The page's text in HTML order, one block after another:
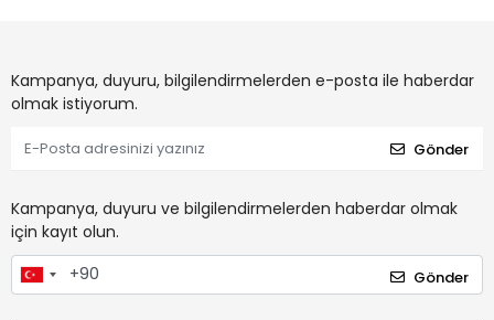
Kampanya, duyuru, bilgilendirmelerden e-posta ile haberdar
olmak istiyorum.
Gönder
Kampanya, duyuru ve bilgilendirmelerden haberdar olmak
için kayıt olun.
Gönder